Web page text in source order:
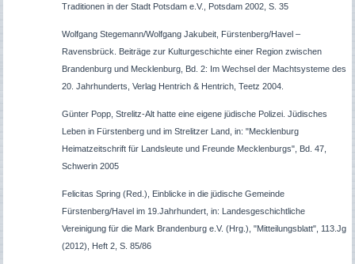
Traditionen in der Stadt Potsdam e.V., Potsdam 2002, S. 35
Wolfgang Stegemann/Wolfgang Jakubeit, Fürstenberg/Havel –
Ravensbrück. Beiträge zur Kulturgeschichte einer Region zwischen
Brandenburg und Mecklenburg, Bd. 2: Im Wechsel der Machtsysteme des
20. Jahrhunderts, Verlag Hentrich & Hentrich, Teetz 2004.
Günter Popp, Strelitz-Alt hatte eine eigene jüdische Polizei. Jüdisches
Leben in Fürstenberg und im Strelitzer Land, in: "Mecklenburg
Heimatzeitschrift für Landsleute und Freunde Mecklenburgs", Bd. 47,
Schwerin 2005
Felicitas Spring (Red.), Einblicke in die jüdische Gemeinde
Fürstenberg/Havel im 19.Jahrhundert, in: Landesgeschichtliche
Vereinigung für die Mark Brandenburg e.V. (Hrg.), "Mitteilungsblatt", 113.Jg
(2012), Heft 2, S. 85/86